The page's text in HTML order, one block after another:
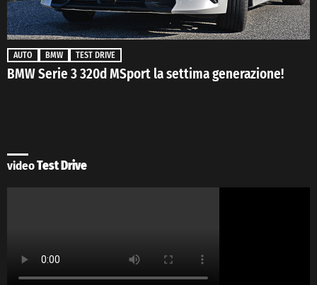
AUTO BMW TEST DRIVE
BMW Serie 3 320d MSport la settima generazione!
videoTest Drive